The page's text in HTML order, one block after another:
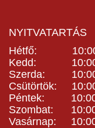
NYITVATARTÁS
Hétfő: 10:00
Kedd: 10:00
Szerda: 10:00
Csütörtök:
Péntek: 10:00
Szombat:
Vasárnap: